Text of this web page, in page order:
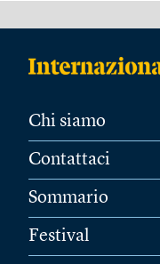
Chi siamo
Contattaci
Sommario
Festival